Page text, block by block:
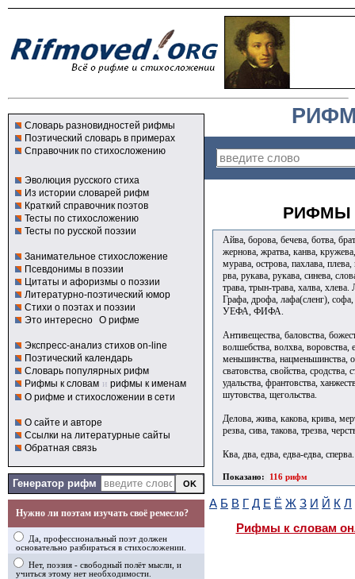
Словарь разновидностей рифмы
Поэтический словарь в примерах
Справочник по стихосложению
Эволюция русского стиха
Из истории словарей рифм
Краткий справочник поэтов
Тесты по стихосложению
Тесты по русской поэзии
Занимательное стихосложение
Псевдонимы в поэзии
Цитаты и афоризмы о поэзии
Литературно-поэтический юмор
Стихи о поэтах и поэзии
Это интересно О рифме
Экспресс-анализ стихов on-line
Поэтический календарь
Словарь популярных рифм
Рифмы к словам и рифмы к именам
О рифме и стихосложении в сети
О сайте и авторе
Ссылки на литературные сайты
Обратная связь
Генератор рифм
Нужно ли поэтам изучать своё ремесло?
Да, профессиональный поэт должен
основательно разбираться в стихосложении.
Нет, поэзия - свободный полёт мысли, и
учиться этому нет необходимости.
РИФМЫ
Айва, борова, бечева, ботва,
жернова, жратва, канва,
мурава, острова, пахлава,
рва, рукава, рукава, синева,
трава, трын-трава, халва,
Графа, дрофа, лафа(сленг),
УЕФА, ФИФА.
Антивещества, баловства,
волшебства, волхва, воровства,
меньшинства, нацменьшинства,
сватовства, свойства, сродства,
удальства, франтовства,
шутовства, щегольства.
Делова, жива, какова, крива,
резва, сива, такова, трезва,
Ква, два, едва, едва-едва, сперва.
Показано: 116 рифм
А Б В Г Д Е Ё Ж З И Й К Л
Рифмы к словам